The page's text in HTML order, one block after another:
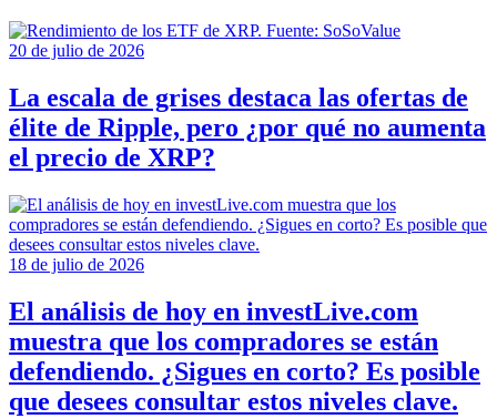
20 de julio de 2026
La escala de grises destaca las ofertas de
élite de Ripple, pero ¿por qué no aumenta
el precio de XRP?
18 de julio de 2026
El análisis de hoy en investLive.com
muestra que los compradores se están
defendiendo. ¿Sigues en corto? Es posible
que desees consultar estos niveles clave.